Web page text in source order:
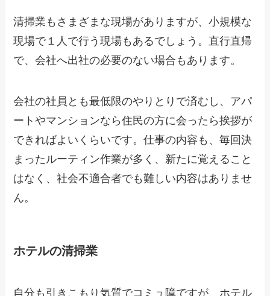
清掃業もさまざまな現場がありますが、小規模な
現場で１人で行う現場もあるでしょう。直行直帰
で、会社へ出社の必要のない場合もあります。
会社の社員とも最低限のやりとりで済むし、アパ
ートやマンションなら住民の方に会ったら挨拶が
できればよいくらいです。仕事の内容も、毎回決
まったルーティン作業が多く、新たに覚えること
はなく、社会不適合者でも難しい内容はありませ
ん。
ホテルの清掃業
自分も引きこもり気質でコミュ障ですが、ホテル